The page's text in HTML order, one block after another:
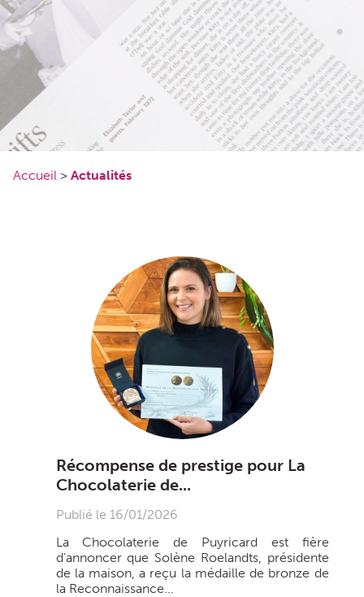
Accueil > Actualités
Récompense de prestige pour La
Chocolaterie de...
Publié le 16/01/2026
La Chocolaterie de Puyricard est fière
d’annoncer que Solène Roelandts, présidente
de la maison, a reçu la médaille de bronze de
la Reconnaissance...